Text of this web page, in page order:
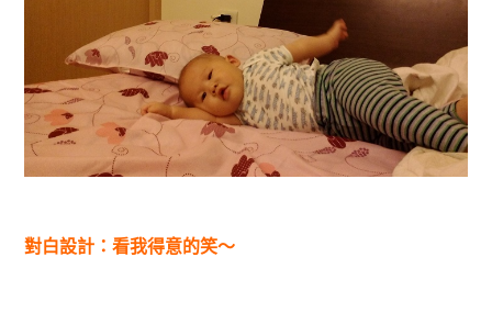
對白設計：看我得意的笑～